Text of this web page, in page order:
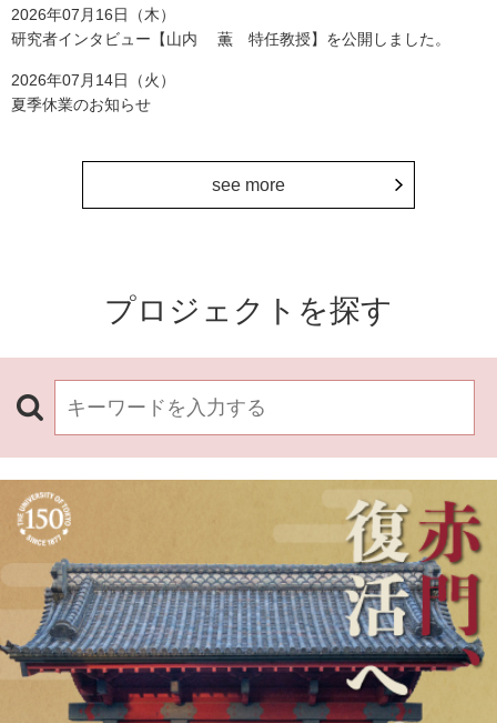
2026年07月16日（木）
研究者インタビュー【山内 薫 特任教授】を公開しました。
2026年07月14日（火）
夏季休業のお知らせ
see more
プロジェクトを探す